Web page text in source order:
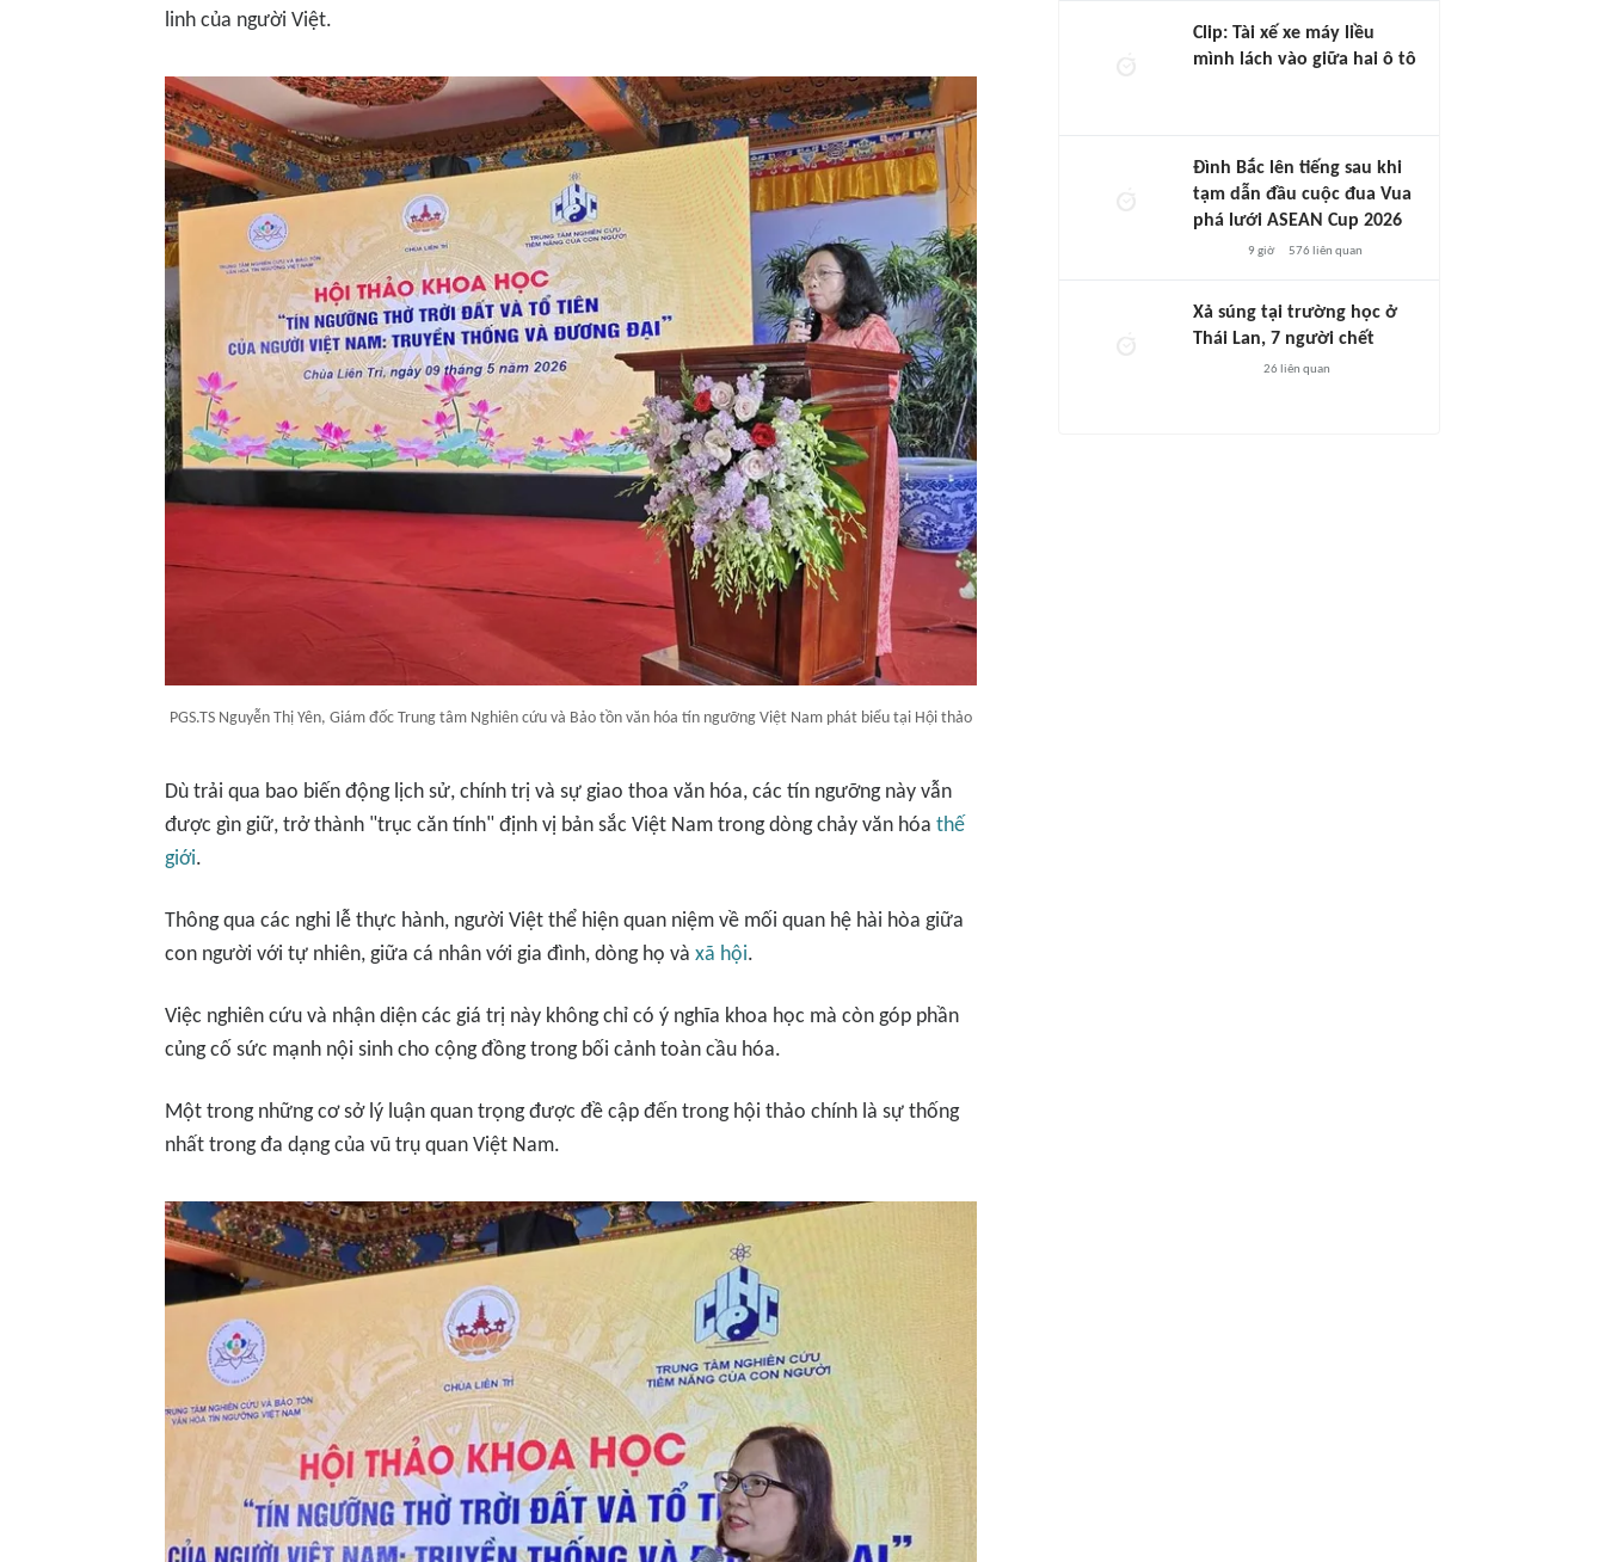
linh của người Việt.
PGS.TS Nguyễn Thị Yên, Giám đốc Trung tâm Nghiên cứu và Bảo tồn văn hóa tín ngưỡng Việt Nam phát biểu tại Hội thảo
Dù trải qua bao biến động lịch sử, chính trị và sự giao thoa văn hóa, các tín ngưỡng này vẫn
được gìn giữ, trở thành "trục căn tính" định vị bản sắc Việt Nam trong dòng chảy văn hóa thế
giới.
Thông qua các nghi lễ thực hành, người Việt thể hiện quan niệm về mối quan hệ hài hòa giữa
con người với tự nhiên, giữa cá nhân với gia đình, dòng họ và xã hội.
Việc nghiên cứu và nhận diện các giá trị này không chỉ có ý nghĩa khoa học mà còn góp phần
củng cố sức mạnh nội sinh cho cộng đồng trong bối cảnh toàn cầu hóa.
Một trong những cơ sở lý luận quan trọng được đề cập đến trong hội thảo chính là sự thống
nhất trong đa dạng của vũ trụ quan Việt Nam.
Clip: Tài xế xe máy liều
mình lách vào giữa hai ô tô
Đình Bắc lên tiếng sau khi
tạm dẫn đầu cuộc đua Vua
phá lưới ASEAN Cup 2026
9 giờ 576 liên quan
Xả súng tại trường học ở
Thái Lan, 7 người chết
26 liên quan